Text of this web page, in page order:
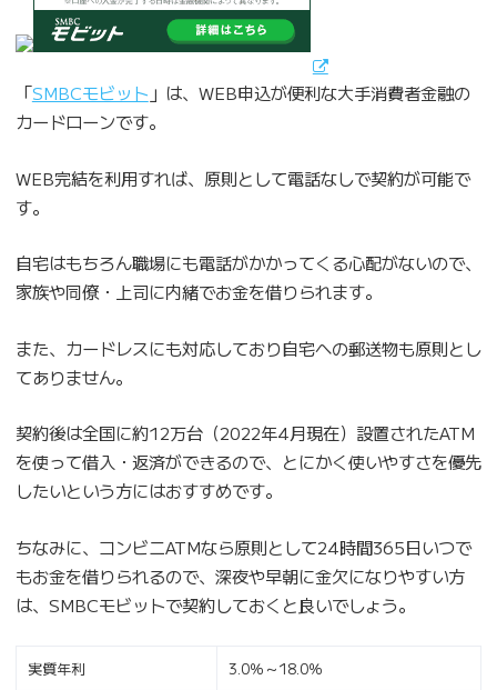
「SMBCモビット 」は、WEB申込が便利な大手消費者金融の
カードローンです。
WEB完結を利用すれば、原則として電話なしで契約が可能で
す。
自宅はもちろん職場にも電話がかかってくる心配がないので、
家族や同僚・上司に内緒でお金を借りられます。
また、カードレスにも対応しており自宅への郵送物も原則とし
てありません。
契約後は全国に約12万台（2022年4月現在）設置されたATM
を使って借入・返済ができるので、とにかく使いやすさを優先
したいという方にはおすすめです。
ちなみに、コンビニATMなら原則として24時間365日いつで
もお金を借りられるので、深夜や早朝に金欠になりやすい方
は、SMBCモビットで契約しておくと良いでしょう。
実質年利 3.0％～18.0％